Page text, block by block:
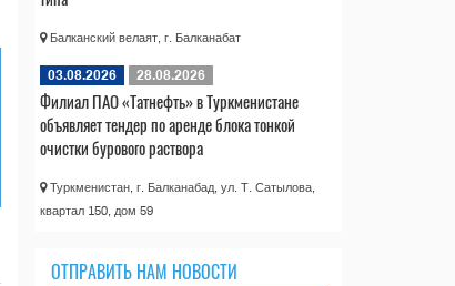
Балканский велаят, г. Балканабат
03.08.2026 28.08.2026
Филиал ПАО «Татнефть» в Туркменистане
объявляет тендер по аренде блока тонкой
очистки бурового раствора
Туркменистан, г. Балканабад, ул. Т. Сатылова,
квартал 150, дом 59
ОТПРАВИТЬ НАМ НОВОСТИ